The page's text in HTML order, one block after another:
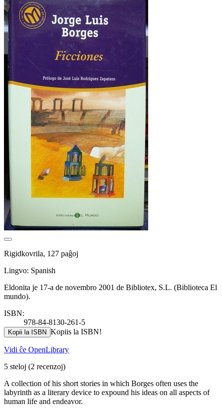
Rigidkovrila, 127 paĝoj
Lingvo: Spanish
Eldonita je 17-a de novembro 2001 de Bibliotex, S.L. (Biblioteca El
mundo).
ISBN:
978-84-8130-261-5
Kopii la ISBN Kopiis la ISBN!
Vidi ĉe OpenLibrary
5 steloj (2 recenzoj)
A collection of his short stories in which Borges often uses the
labyrinth as a literary device to expound his ideas on all aspects of
human life and endeavor.